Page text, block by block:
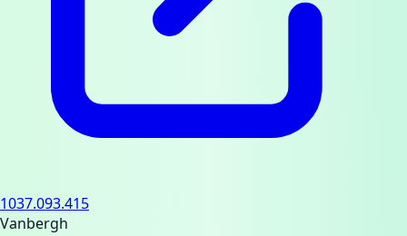
1037.093.415
Vanbergh